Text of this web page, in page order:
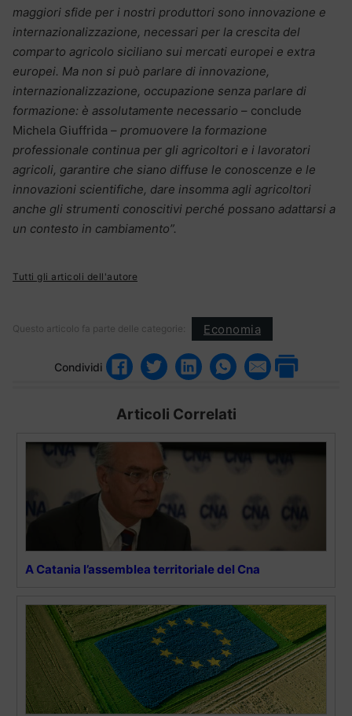
maggiori sfide per i nostri produttori sono innovazione e
internazionalizzazione, necessari per la crescita del
comparto agricolo siciliano sui mercati europei e extra
europei. Ma non si può parlare di innovazione,
internazionalizzazione, occupazione senza parlare di
formazione: è assolutamente necessario – conclude
Michela Giuffrida – promuovere la formazione
professionale continua per gli agricoltori e i lavoratori
agricoli, garantire che siano diffuse le conoscenze e le
innovazioni scientifiche, dare insomma agli agricoltori
anche gli strumenti conoscitivi perché possano adattarsi a
un contesto in cambiamento”.
Tutti gli articoli dell'autore
Questo articolo fa parte delle categorie: Economia
Condividi
Articoli Correlati
A Catania l’assemblea territoriale del Cna